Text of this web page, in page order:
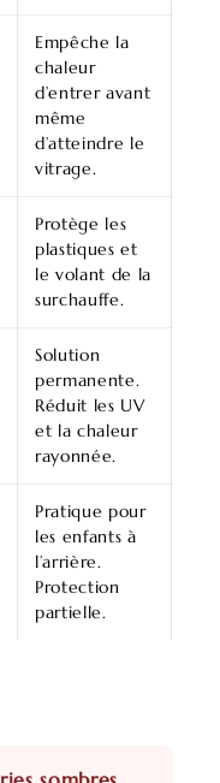
Empêche la
chaleur
d’entrer avant
même
d’atteindre le
vitrage.
Protège les
plastiques et
le volant de la
surchauffe.
Solution
permanente.
Réduit les UV
et la chaleur
rayonnée.
Pratique pour
les enfants à
l’arrière.
Protection
partielle.